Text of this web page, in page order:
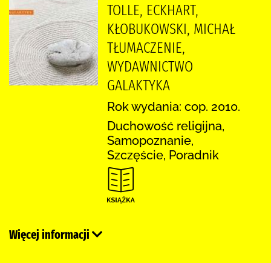
TOLLE, ECKHART,
KŁOBUKOWSKI, MICHAŁ
TŁUMACZENIE,
WYDAWNICTWO
GALAKTYKA
Rok wydania: cop. 2010.
Duchowość religijna,
Samopoznanie,
Szczęście, Poradnik
Więcej informacji